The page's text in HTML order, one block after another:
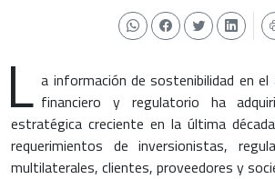
L a información de sostenibilidad en
financiero y regulatorio ha
estratégica creciente en la última
requerimientos de inversionistas,
multilaterales, clientes, proveedores y